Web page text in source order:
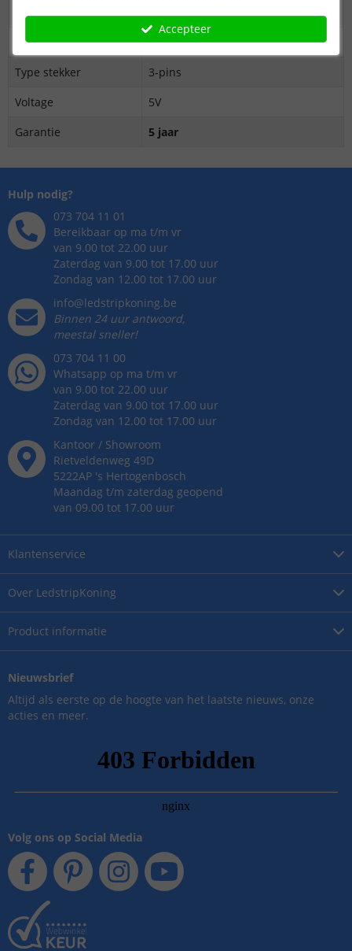
Geschikt voor
Dreamcolor led strips
Lengte
5 meter
Type stekker
3-pins
Voltage
5V
Garantie
5 jaar
Over LedstripKoning
Product informatie
Klantenservice
Hulp nodig?
073 704 11 01
Bereikbaar op ma t/m vr
van 9.00 tot 22.00 uur
Zaterdag van 9.00 tot 17.00 uur
Zondag van 12.00 tot 17.00 uur
info@ledstripkoning.be
Binnen 24 uur antwoord,
meestal sneller!
073 704 11 00
Whatsapp op ma t/m vr
van 9.00 tot 22.00 uur
Zaterdag van 9.00 tot 17.00 uur
Zondag van 12.00 tot 17.00 uur
Kantoor / Showroom
Rietveldenweg 49D
5222AP 's Hertogenbosch
Maandag t/m zaterdag geopend
van 09.00 tot 17.00 uur
Nieuwsbrief
Altijd als eerste op de hoogte van het laatste nieuws, onze
acties en meer.
Volg ons op Social Media
Accepteer